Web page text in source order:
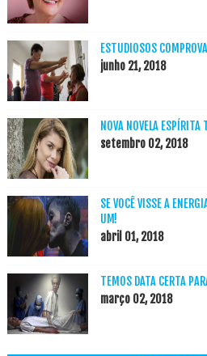
ESTUDIOSOS
junho 21, 2018
NOVA NOVELA ESPÍRITA
setembro 02, 2018
SE VOCÊ VISSE A
UM!
abril 01, 2018
TEMOS DATA CERTA
março 02, 2018